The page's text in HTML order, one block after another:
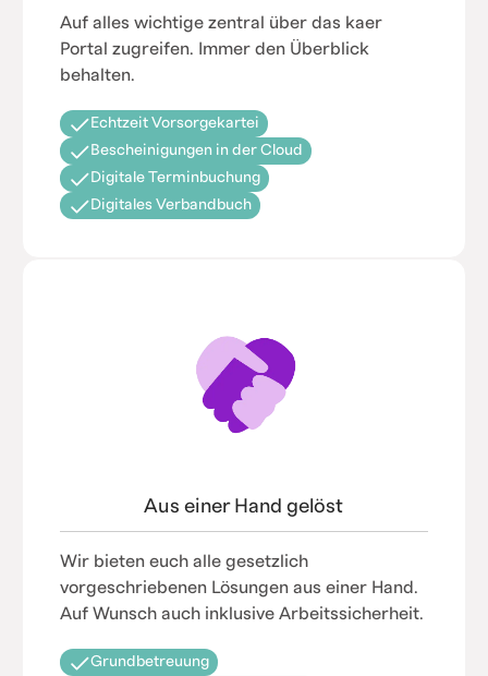
Auf alles wichtige zentral über das kaer
Portal zugreifen. Immer den Überblick
behalten.
Echtzeit Vorsorgekartei
Bescheinigungen in der Cloud
Digitale Terminbuchung
Digitales Verbandbuch
Aus einer Hand gelöst
Wir bieten euch alle gesetzlich
vorgeschriebenen Lösungen aus einer Hand.
Auf Wunsch auch inklusive Arbeitssicherheit.
Grundbetreuung